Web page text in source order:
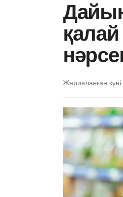
Дайын
Жарияланған күні: